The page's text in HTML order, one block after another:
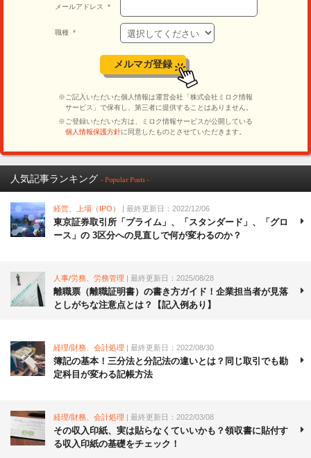
人気記事ランキング - Popular Posts -
経営、上場（IPO） | 最終更新日：2022/12/06
東京証券取引所「プライム」、「スタンダード」、「グロ
ース」の 3区分への見直しで何が変わるのか？
人事/労務、労務管理 | 最終更新日：2025/08/28
離職票（離職証明書）の書き方ガイド！企業担当者が見落
としがちな注意点とは？【記入例あり】
経理/財務、会計処理 | 最終更新日：2022/08/30
簿記の基本！三分法と分記法の違いとは？同じ取引でも勘
定科目が変わる記帳方法
経理/財務、会計処理 | 最終更新日：2022/03/08
その収入印紙、実は貼らなくていいかも？領収書に貼付す
る収入印紙の基礎をチェック！